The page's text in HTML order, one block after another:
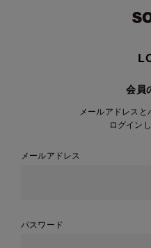
会員
メールアドレス
ログイン
メールアドレス
パスワード